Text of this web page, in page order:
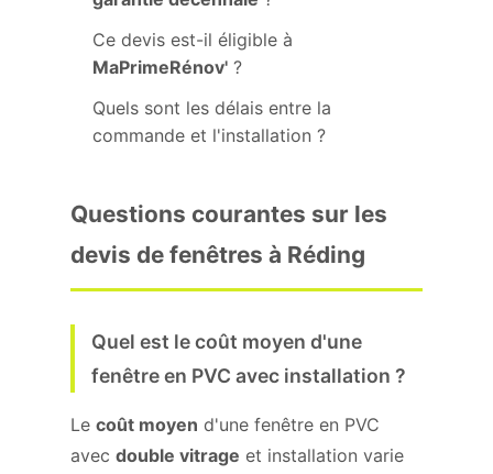
Ce devis est-il éligible à
MaPrimeRénov' ?
Quels sont les délais entre la
commande et l'installation ?
Questions courantes sur les
devis de fenêtres à Réding
Quel est le coût moyen d'une
fenêtre en PVC avec installation ?
Le coût moyen d'une fenêtre en PVC
avec double vitrage et installation varie